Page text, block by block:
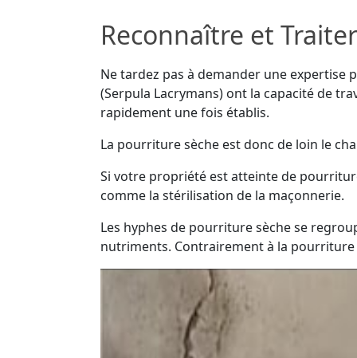
Reconnaître et
Ne tardez pas à demander une expertise
(Serpula Lacrymans) ont la capacité de
rapidement une fois établis.
La pourriture sèche est donc de loin le
Si votre propriété est atteinte de
comme la stérilisation de la maçonnerie.
Les hyphes de pourriture sèche se
nutriments. Contrairement à la